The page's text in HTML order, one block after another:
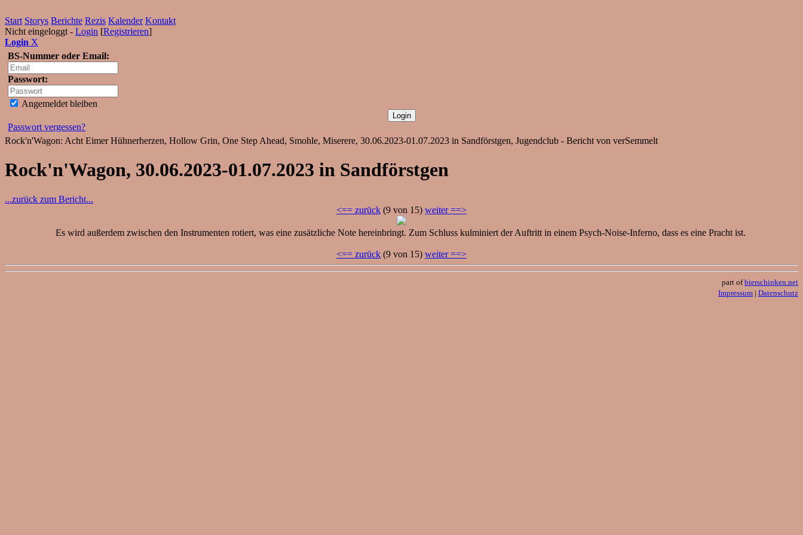
Start Storys Berichte Rezis Kalender Kontakt
Nicht eingeloggt - Login [Registrieren]
Login X
BS-Nummer oder Email:
Passwort:
Angemeldet bleiben
Passwort vergessen?
Rock'n'Wagon: Acht Eimer Hühnerherzen, Hollow Grin, One Step Ahead, Smohle, Miserere, 30.06.2023-01.07.2023 in Sandförstgen, Jugendclub - Bericht von verSemmelt
Rock'n'Wagon, 30.06.2023-01.07.2023 in Sandförstgen
...zurück zum Bericht...
<== zurück (9 von 15) weiter ==>
Es wird außerdem zwischen den Instrumenten rotiert, was eine zusätzliche Note hereinbringt. Zum Schluss kulminiert der Auftritt in einem Psych-Noise-Inferno, dass es eine Pracht ist.
<== zurück (9 von 15) weiter ==>
part ofbierschinken.net
Impressum | Datenschutz